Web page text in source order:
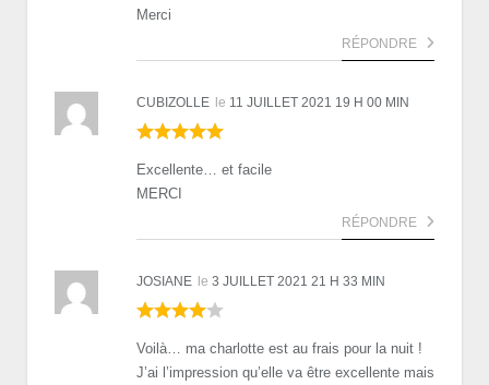
Merci
RÉPONDRE
CUBIZOLLE le 11 JUILLET 2021 19 H 00 MIN
Excellente… et facile
MERCI
RÉPONDRE
JOSIANE le 3 JUILLET 2021 21 H 33 MIN
Voilà… ma charlotte est au frais pour la nuit !
J’ai l’impression qu’elle va être excellente mais